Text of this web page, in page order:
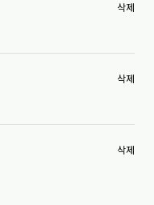
삭제
삭제
삭제